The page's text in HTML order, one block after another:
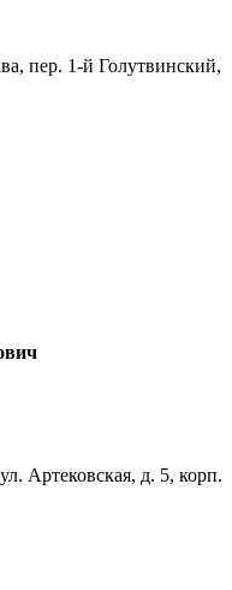
пер. 1-й Голутвинский,
Артековская, д. 5, корп.